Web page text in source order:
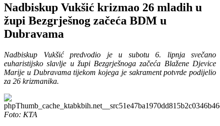
Nadbiskup Vukšić krizmao 26 mladih u
župi Bezgrješnog začeća BDM u
Dubravama
Nadbiskup Vukšić predvodio je u subotu 6. lipnja svečano
euharistijsko slavlje u župi Bezgrješnoga začeća Blažene Djevice
Marije u Dubravama tijekom kojega je sakrament potvrde podijelio
za 26 krizmanika.
Foto: KTA